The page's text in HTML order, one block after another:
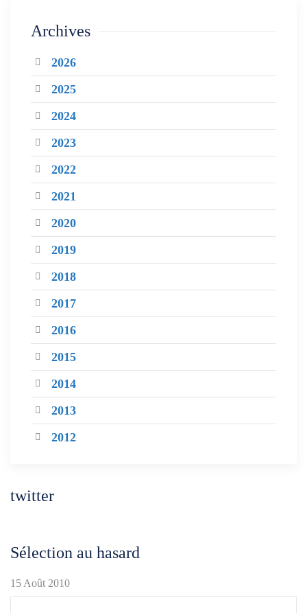
Archives
2026
2025
2024
2023
2022
2021
2020
2019
2018
2017
2016
2015
2014
2013
2012
twitter
Sélection au hasard
15 Août 2010